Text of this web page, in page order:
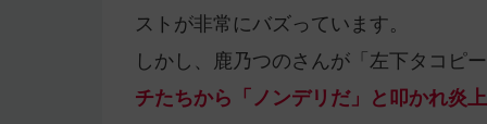
ストが非常にバズっています。
しかし、鹿乃つのさんが「左下タコピ
チたちから「ノンデリだ」と叩かれ炎